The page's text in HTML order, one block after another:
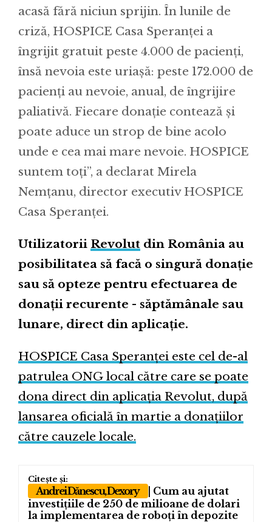
acasă fără niciun sprijin. În lunile de
criză, HOSPICE Casa Speranței a
îngrijit gratuit peste 4.000 de pacienți,
însă nevoia este uriașă: peste 172.000 de
pacienți au nevoie, anual, de îngrijire
paliativă. Fiecare donație contează și
poate aduce un strop de bine acolo
unde e cea mai mare nevoie. HOSPICE
suntem toți”, a declarat Mirela
Nemțanu, director executiv HOSPICE
Casa Speranței.
Utilizatorii Revolut din România au
posibilitatea să facă o singură donație
sau să opteze pentru efectuarea de
donații recurente - săptămânale sau
lunare, direct din aplicație.
HOSPICE Casa Speranței este cel de-al
patrulea ONG local către care se poate
dona direct din aplicația Revolut, după
lansarea oficială în martie a donațiilor
către cauzele locale.
Andrei Dănescu, Dexory
| Cum au ajutat
investițiile de 250 de milioane de dolari
la implementarea de roboți în depozite